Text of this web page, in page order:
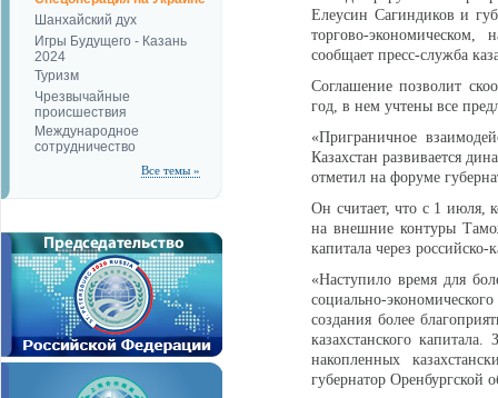
Шанхайский дух
Игры Будущего - Казань
2024
Туризм
Чрезвычайные
происшествия
Международное
сотрудничество
Все темы »
Елеусин Сагиндиков и
торгово-экономическом,
сообщает пресс-служба
Соглашение позволит
год, в нем учтены все
«Приграничное
Казахстан развивается
отметил на форуме
Он считает, что с 1 июля,
на внешние контуры
капитала через российско-
«Наступило время для
социально-
создания более
казахстанского
накопленных
губернатор Оренбургской